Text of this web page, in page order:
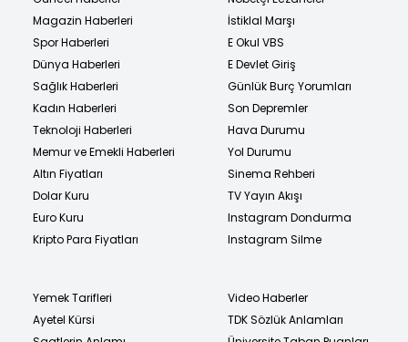
Magazin Haberleri
Spor Haberleri
Dünya Haberleri
Sağlık Haberleri
Kadın Haberleri
Teknoloji Haberleri
Memur ve Emekli Haberleri
Altın Fiyatları
Dolar Kuru
Euro Kuru
Kripto Para Fiyatları
İstiklal Marşı
E Okul VBS
E Devlet Giriş
Günlük Burç Yorumları
Son Depremler
Hava Durumu
Yol Durumu
Sinema Rehberi
TV Yayın Akışı
Instagram Dondurma
Instagram Silme
Yemek Tarifleri
Ayetel Kürsi
Video Haberler
TDK Sözlük Anlamları